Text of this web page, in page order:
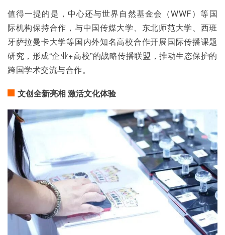
值得一提的是，中心还与世界自然基金会（WWF）等国
际机构保持合作，与中国传媒大学、东北师范大学、西班
牙萨拉曼卡大学等国内外知名高校合作开展国际传播课题
研究，形成“企业+高校”的战略传播联盟，推动生态保护的
跨国学术交流与合作。
文创全新亮相 激活文化体验